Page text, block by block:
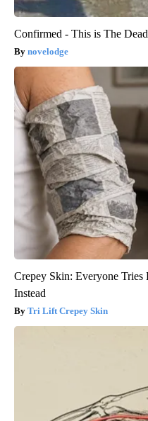
Confirmed - This is The
novelodge
Crepey Skin: Everyone
Instead
Tri Lift Crepey Skin